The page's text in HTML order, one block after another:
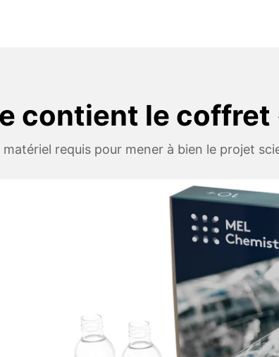
contient le coffret
matériel requis pour mener à bien le projet